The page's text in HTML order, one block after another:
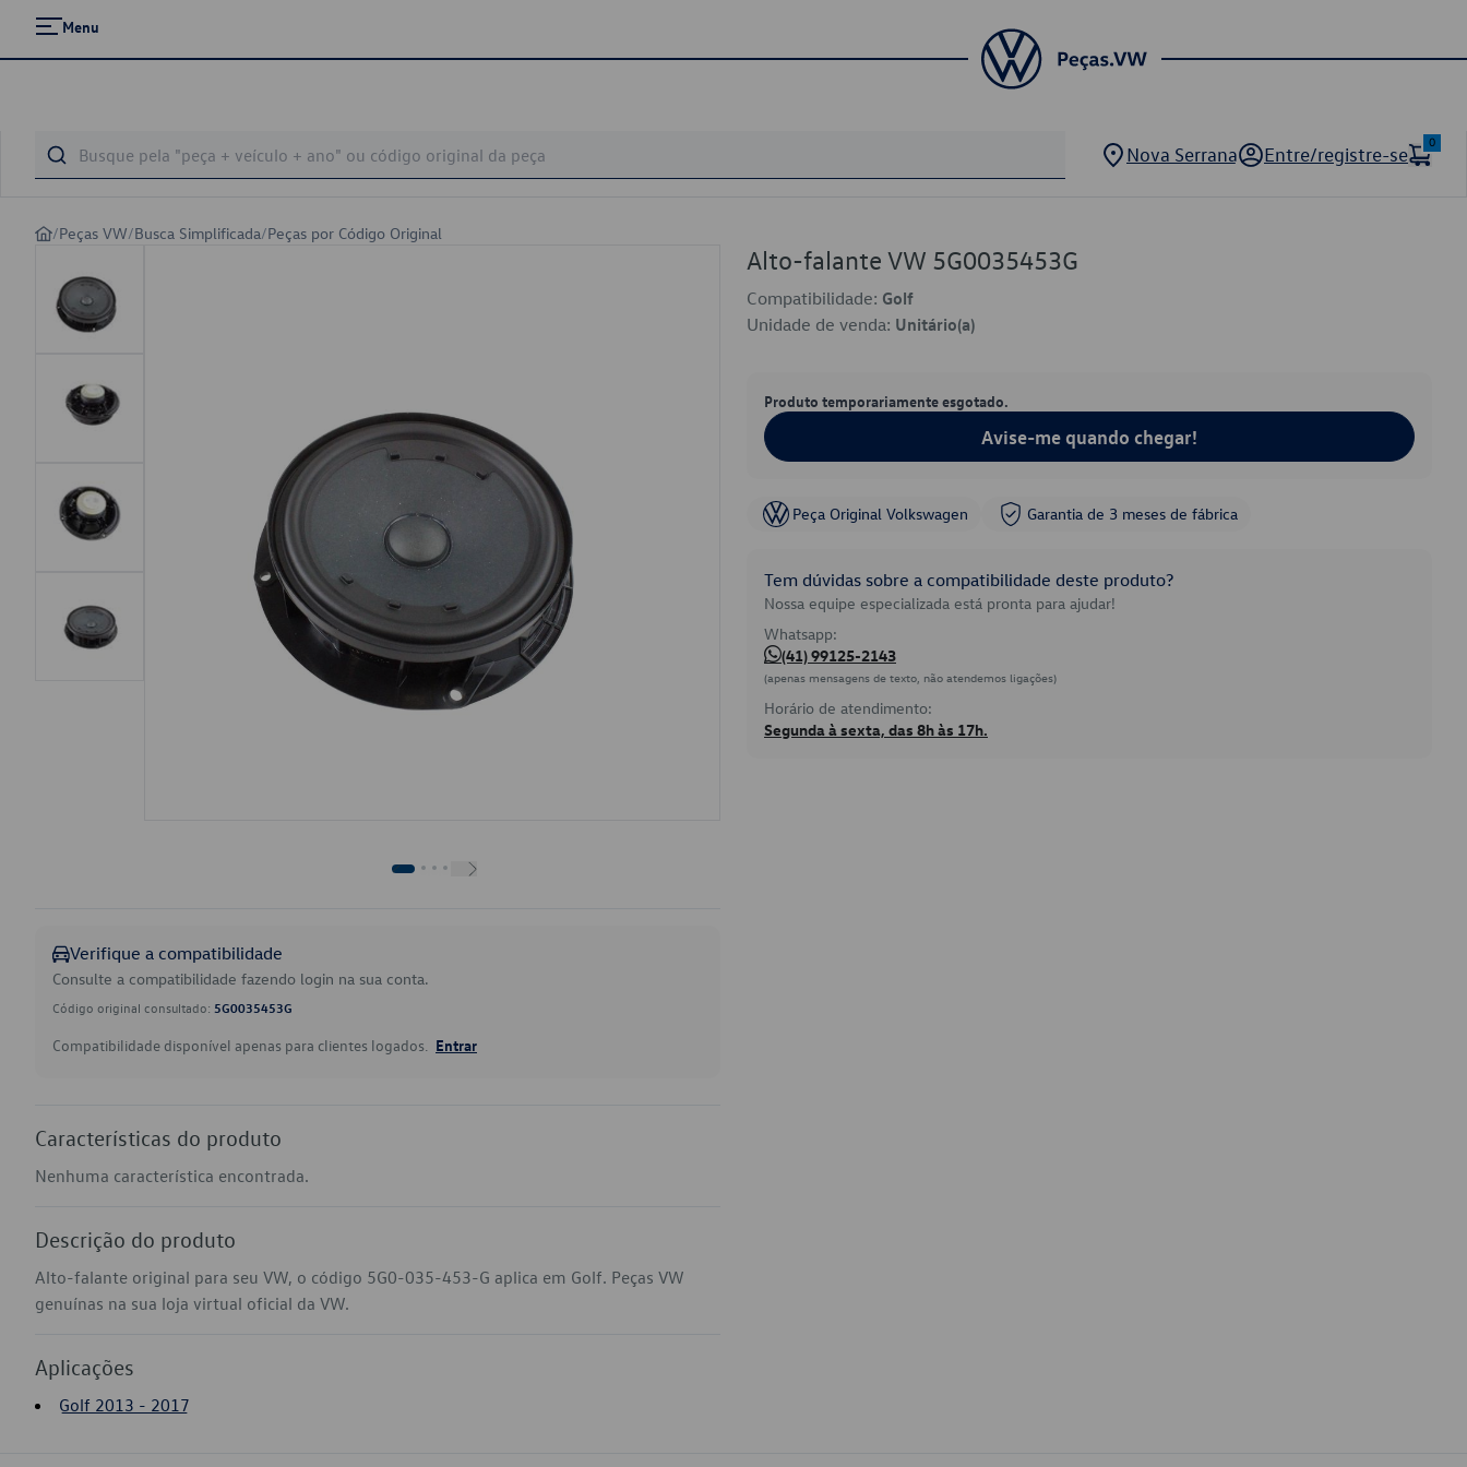
Menu
Nova Serrana Entre/registre-se
0
/Peças VW/Busca Simplificada/Peças por Código Original
Verifique a compatibilidade
Consulte a compatibilidade fazendo login na sua conta.
Código original consultado: 5G0035453G
Compatibilidade disponível apenas para clientes logados. Entrar
Características do produto
Nenhuma característica encontrada.
Descrição do produto
Alto-falante original para seu VW, o código 5G0-035-453-G aplica em Golf. Peças VW
genuínas na sua loja virtual oficial da VW.
Aplicações
Golf 2013 - 2017
Alto-falante VW 5G0035453G
Compatibilidade: Golf
Unidade de venda: Unitário(a)
Produto temporariamente esgotado.
Avise-me quando chegar!
Peça Original Volkswagen Garantia de 3 meses de fábrica
Tem dúvidas sobre a compatibilidade deste produto?
Nossa equipe especializada está pronta para ajudar!
Whatsapp:
(41) 99125-2143
(apenas mensagens de texto, não atendemos ligações)
Horário de atendimento:
Segunda à sexta, das 8h às 17h.